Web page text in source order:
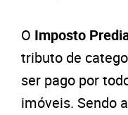
O Imposto
tributo de
ser pago por
imóveis. Sendo